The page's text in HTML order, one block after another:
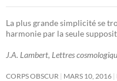
La plus grande simplicité se
harmonie par la seule
J.A. Lambert, Lettres
CORPS OBSCUR MARS 10, 2016